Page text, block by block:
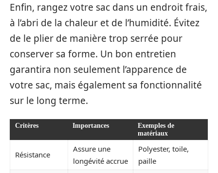
Enfin, rangez votre sac dans un endroit frais,
à l’abri de la chaleur et de l’humidité. Évitez
de le plier de manière trop serrée pour
conserver sa forme. Un bon entretien
garantira non seulement l’apparence de
votre sac, mais également sa fonctionnalité
sur le long terme.
Critères Importances
Exemples de
matériaux
Résistance
Assure une
longévité accrue
Polyester, toile,
paille